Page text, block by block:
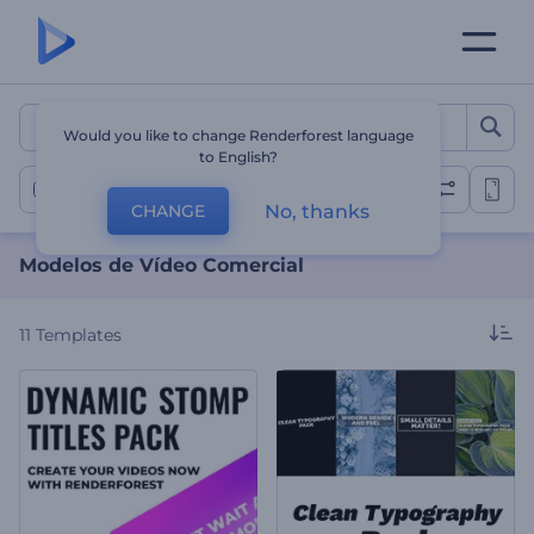
Modelos de Vídeo
Vídeos Comerciais
Modelos de Vídeo Comercial
11 Templates
Would you like to change Renderforest language
to English?
CHANGE No, thanks